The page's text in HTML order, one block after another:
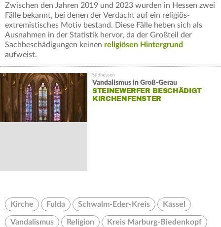
Zwischen den Jahren 2019 und 2023 wurden in Hessen zwei
Fälle bekannt, bei denen der Verdacht auf ein religiös-
extremistisches Motiv bestand. Diese Fälle heben sich als
Ausnahmen in der Statistik hervor, da der Großteil der
Sachbeschädigungen keinen religiösen Hintergrund
aufweist.
Vandalismus in Groß-Gerau
STEINEWERFER BESCHÄDIGT
KIRCHENFENSTER
Kirche Fulda Schwalm-Eder-Kreis Kassel
Vandalismus Religion Kreis Marburg-Biedenkopf